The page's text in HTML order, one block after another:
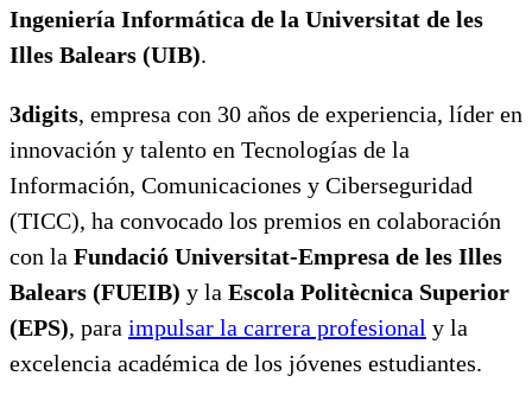
Ingeniería Informática de la Universitat de les
Illes Balears (UIB).
3digits, empresa con 30 años de experiencia, líder en
innovación y talento en Tecnologías de la
Información, Comunicaciones y Ciberseguridad
(TICC), ha convocado los premios en colaboración
con la Fundació Universitat-Empresa de les Illes
Balears (FUEIB) y la Escola Politècnica Superior
(EPS), para impulsar la carrera profesional y la
excelencia académica de los jóvenes estudiantes.